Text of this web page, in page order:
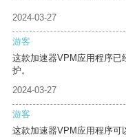
2024-03-27
游客
这款加速器VPM应用程序已
护。
2024-03-27
游客
这款加速器VPM应用程序可